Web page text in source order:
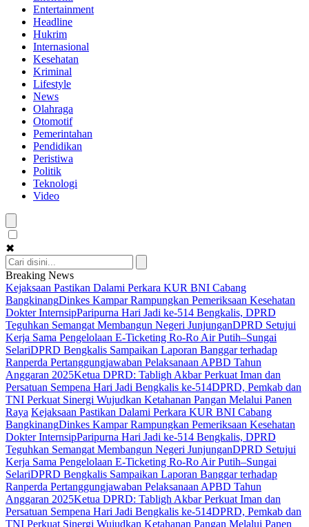
Entertainment
Headline
Hukrim
Internasional
Kesehatan
Kriminal
Lifestyle
News
Olahraga
Otomotif
Pemerintahan
Pendidikan
Peristiwa
Politik
Teknologi
Video
✖
Breaking News
Kejaksaan Pastikan Dalami Perkara KUR BNI Cabang
BangkinangDinkes Kampar Rampungkan Pemeriksaan Kesehatan
Dokter InternsipParipurna Hari Jadi ke-514 Bengkalis, DPRD
Teguhkan Semangat Membangun Negeri JunjunganDPRD Setujui
Kerja Sama Pengelolaan E-Ticketing Ro-Ro Air Putih–Sungai
SelariDPRD Bengkalis Sampaikan Laporan Banggar terhadap
Ranperda Pertanggungjawaban Pelaksanaan APBD Tahun
Anggaran 2025Ketua DPRD: Tabligh Akbar Perkuat Iman dan
Persatuan Sempena Hari Jadi Bengkalis ke-514DPRD, Pemkab dan
TNI Perkuat Sinergi Wujudkan Ketahanan Pangan Melalui Panen
Raya Kejaksaan Pastikan Dalami Perkara KUR BNI Cabang
BangkinangDinkes Kampar Rampungkan Pemeriksaan Kesehatan
Dokter InternsipParipurna Hari Jadi ke-514 Bengkalis, DPRD
Teguhkan Semangat Membangun Negeri JunjunganDPRD Setujui
Kerja Sama Pengelolaan E-Ticketing Ro-Ro Air Putih–Sungai
SelariDPRD Bengkalis Sampaikan Laporan Banggar terhadap
Ranperda Pertanggungjawaban Pelaksanaan APBD Tahun
Anggaran 2025Ketua DPRD: Tabligh Akbar Perkuat Iman dan
Persatuan Sempena Hari Jadi Bengkalis ke-514DPRD, Pemkab dan
TNI Perkuat Sinergi Wujudkan Ketahanan Pangan Melalui Panen